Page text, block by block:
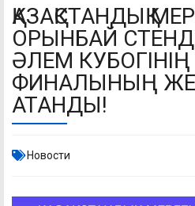
ҚАЗАҚСТАНДЫҚ
ОРЫНБАЙ
ӘЛЕМ КУБОГІНІҢ
ФИНАЛЫНЫҢ
АТАНДЫ!
Новости